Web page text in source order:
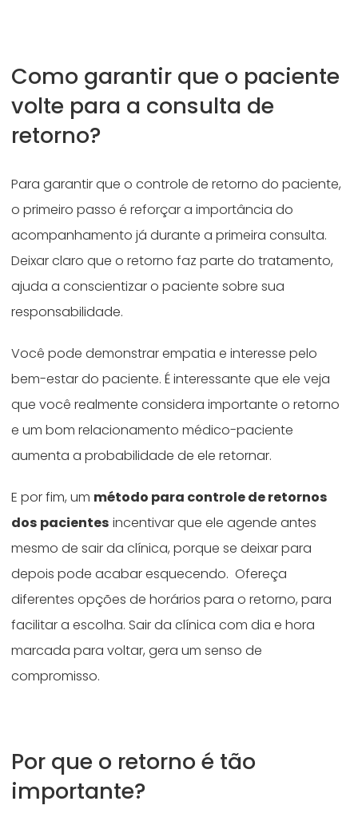
Como garantir que o paciente
volte para a consulta de
retorno?
Para garantir que o controle de retorno do paciente,
o primeiro passo é reforçar a importância do
acompanhamento já durante a primeira consulta.
Deixar claro que o retorno faz parte do tratamento,
ajuda a conscientizar o paciente sobre sua
responsabilidade.
Você pode demonstrar empatia e interesse pelo
bem-estar do paciente. É interessante que ele veja
que você realmente considera importante o retorno
e um bom relacionamento médico-paciente
aumenta a probabilidade de ele retornar.
E por fim, um método para controle de retornos
dos pacientes incentivar que ele agende antes
mesmo de sair da clínica, porque se deixar para
depois pode acabar esquecendo. Ofereça
diferentes opções de horários para o retorno, para
facilitar a escolha. Sair da clínica com dia e hora
marcada para voltar, gera um senso de
compromisso.
Por que o retorno é tão
importante?